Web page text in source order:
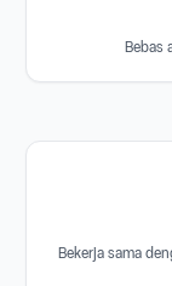
Bebas
Bekerja sama